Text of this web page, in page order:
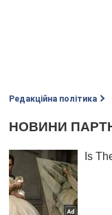
Редакційна політика